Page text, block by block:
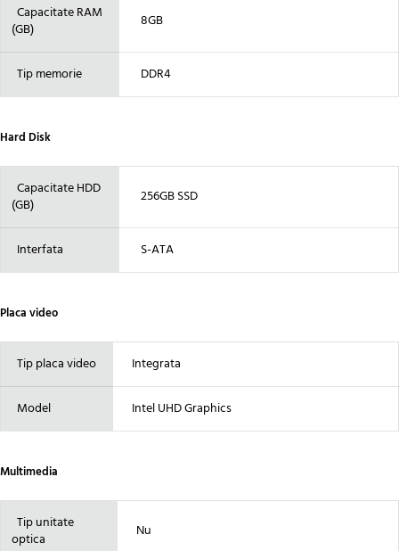
Capacitate RAM
(GB)
8GB
Tip memorie DDR4
Hard Disk
Capacitate HDD
(GB)
256GB SSD
Interfata S-ATA
Placa video
Tip placa video Integrata
Model Intel UHD Graphics
Multimedia
Tip unitate
optica
Nu